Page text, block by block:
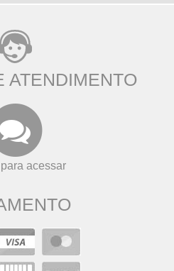
ATENDIMENTO
acessar